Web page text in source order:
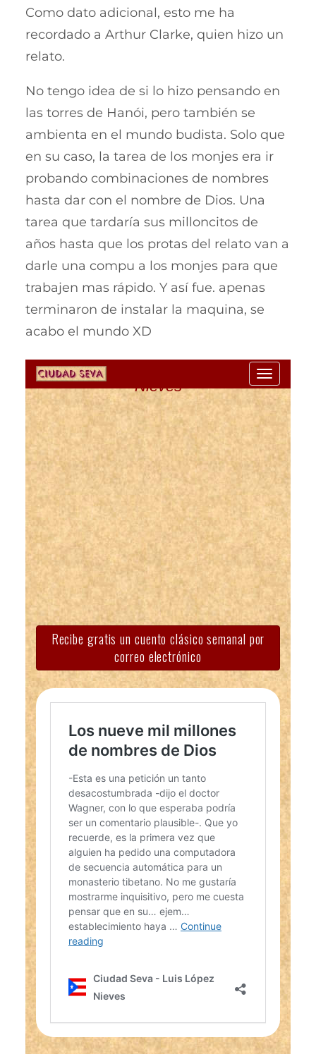
Como dato adicional, esto me ha
recordado a Arthur Clarke, quien hizo un
relato.
No tengo idea de si lo hizo pensando en
las torres de Hanói, pero también se
ambienta en el mundo budista. Solo que
en su caso, la tarea de los monjes era ir
probando combinaciones de nombres
hasta dar con el nombre de Dios. Una
tarea que tardaría sus milloncitos de
años hasta que los protas del relato van a
darle una compu a los monjes para que
trabajen mas rápido. Y así fue. apenas
terminaron de instalar la maquina, se
acabo el mundo XD